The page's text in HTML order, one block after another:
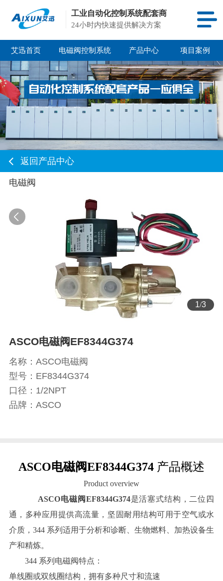
工业自动化控制系统配套商
24小时内快速提供解决方案
艾迅首页 电磁阀控制系统 产品中心 项目案例
返回产品中心
电磁阀
2/3
ASCO电磁阀EF8344G374
名称：ASCO电磁阀
型号：EF8344G374
口径：1/2NPT
品牌：ASCO
ASCO电磁阀EF8344G374 产品概述
Product overview
ASCO电磁阀EF8344G374是活塞式结构，二位四
通，多种应用提供高流量，坚固耐用结构可用于空气或水
介质，344 系列适用于分析和诊断、生物燃料、加热设备生
产和精炼。
344 系列电磁阀特点：
单线圈或双线圈结构，拥有多种尺寸和流速